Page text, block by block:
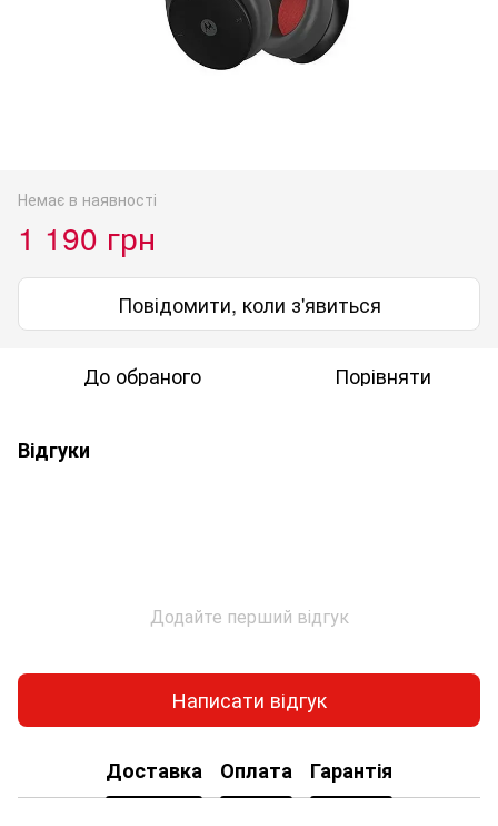
Немає в наявності
1 190 грн
Повідомити, коли з'явиться
До обраного Порівняти
Відгуки
Додайте перший відгук
Написати відгук
Доставка Оплата Гарантія